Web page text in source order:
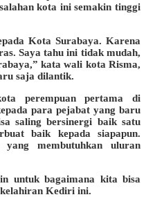
kota ini semakin tinggi
Kota Surabaya. Karena
Saya tahu ini tidak mudah,
kata wali kota Risma,
saja dilantik.
perempuan pertama di
para pejabat yang baru
saling bersinergi baik satu
baik kepada siapapun.
yang membutuhkan uluran
untuk bagaimana kita bisa
Kediri ini.